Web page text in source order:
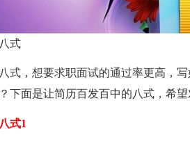
式
式，想要求职面试的通过率更高，
下面是让简历百发百中的八式，希望
式1